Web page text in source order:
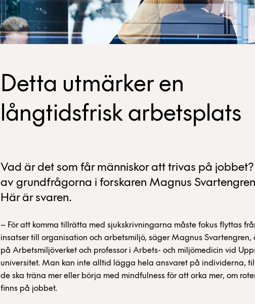
Detta utmärker en
långtidsfrisk arbetsplats
Vad är det som får människor att trivas på jobbet?
av grundfrågorna i forskaren Magnus
Här är svaren.
– För att komma tillrätta med sjukskrivningarna måste fokus flyttas
insatser till organisation och arbetsmiljö, säger Magnus Svartengren,
på Arbetsmiljöverket och professor i Arbets- och miljömedicin vid
universitet. Man kan inte alltid lägga hela ansvaret på individerna,
de ska träna mer eller börja med mindfulness för att orka mer, om
finns på jobbet.